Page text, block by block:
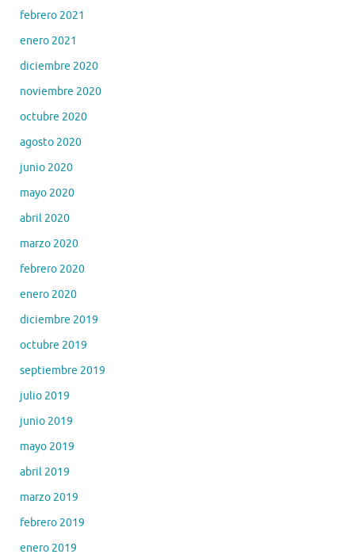
febrero 2021
enero 2021
diciembre 2020
noviembre 2020
octubre 2020
agosto 2020
junio 2020
mayo 2020
abril 2020
marzo 2020
febrero 2020
enero 2020
diciembre 2019
octubre 2019
septiembre 2019
julio 2019
junio 2019
mayo 2019
abril 2019
marzo 2019
febrero 2019
enero 2019